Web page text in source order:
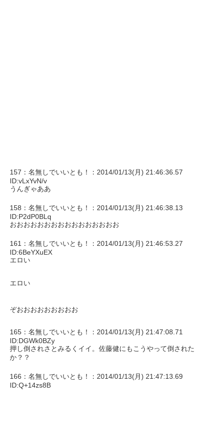
157：名無しでいいとも！：2014/01/13(月) 21:46:36.57
ID:vLxYvN/v
うんぎゃああ
158：名無しでいいとも！：2014/01/13(月) 21:46:38.13
ID:P2dP0BLq
おおおおおおおおおおおおおおおお
161：名無しでいいとも！：2014/01/13(月) 21:46:53.27
ID:6BeYXuEX
エロい
エロい
ぞおおおおおおおおお
165：名無しでいいとも！：2014/01/13(月) 21:47:08.71
ID:DGWk0BZy
押し倒されさとみるくイイ。佐藤健にもこうやって倒された
か？？
166：名無しでいいとも！：2014/01/13(月) 21:47:13.69
ID:Q+14zs8B